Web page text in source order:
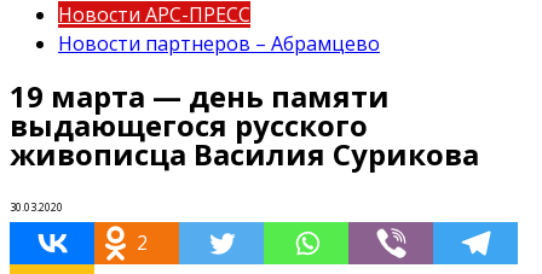
Новости АРС-ПРЕСС
Новости партнеров – Абрамцево
19 марта — день памяти
выдающегося русского
живописца Василия Сурикова
30.03.2020
2